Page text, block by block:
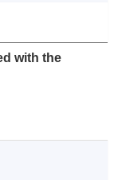
with the